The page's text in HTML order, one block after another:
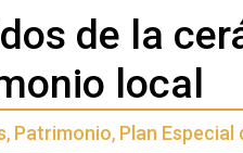
de la
local
Patrimonio Plan Especial